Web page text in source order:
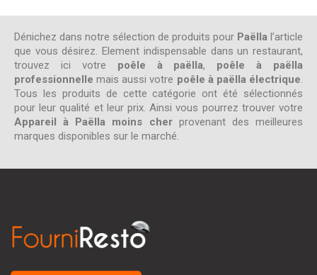
Dénichez dans notre sélection de produits pour Paëlla l’article
que vous désirez. Element indispensable dans un restaurant,
trouvez ici votre poêle à paëlla, poêle à paëlla
professionnelle mais aussi votre poêle à paëlla électrique
Tous les produits de cette catégorie ont été sélectionnés
pour leur qualité et leur prix. Ainsi vous pourrez trouver votre
Appareil à Paëlla moins cherprovenant des meilleures
marques disponibles sur le marché.